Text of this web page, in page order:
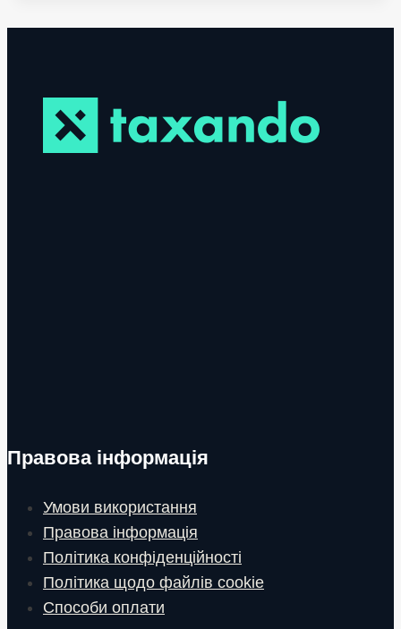
Правова інформація
Умови використання
Правова інформація
Політика конфіденційності
Політика щодо файлів cookie
Способи оплати